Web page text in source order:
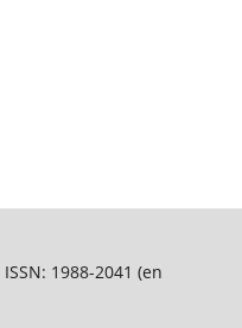
ISSN: 1988-2041 (en